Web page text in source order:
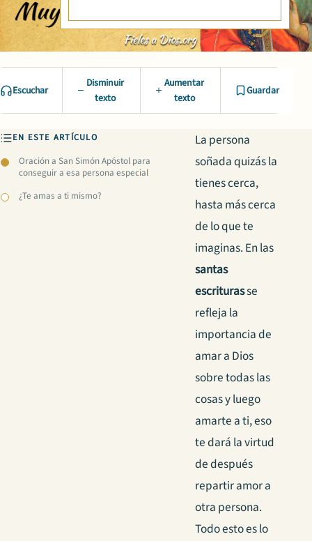
Escuchar
Disminuir
texto
Aumentar
texto
Guardar
EN ESTE ARTÍCULO
Oración a San Simón Apóstol para
conseguir a esa persona especial
¿Te amas a ti mismo?
La persona
soñada quizás la
tienes cerca,
hasta más cerca
de lo que te
imaginas. En las
santas
escriturasse
refleja la
importancia de
amar a Dios
sobre todas las
cosas y luego
amarte a ti, eso
te dará la virtud
de después
repartir amor a
otra persona.
Todo esto es lo